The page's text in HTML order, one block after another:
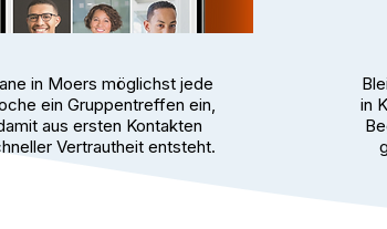
in Moers möglichst jede
ein Gruppentreffen ein,
aus ersten Kontakten
Vertrautheit entsteht.
in